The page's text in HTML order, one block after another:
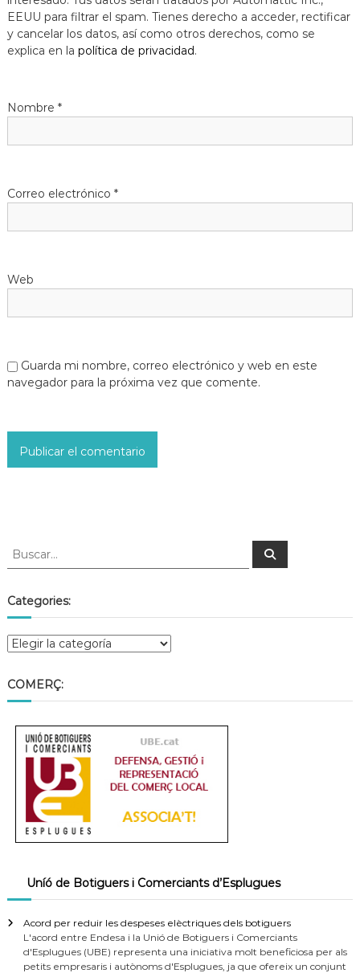
EEUU para filtrar el spam. Tienes derecho a acceder, rectificar
y cancelar los datos, así como otros derechos, como se
explica en la política de privacidad.
Nombre *
Correo electrónico *
Web
Guarda mi nombre, correo electrónico y web en este
navegador para la próxima vez que comente.
Categories:
COMERÇ:
Uníó de Botiguers i Comerciants d’Esplugues
Acord per reduir les despeses elèctriques dels botiguers
L'acord entre Endesa i la Unió de Botiguers i Comerciants
d'Esplugues (UBE) representa una iniciativa molt beneficiosa per als
petits empresaris i autònoms d'Esplugues, ja que ofereix un conjunt